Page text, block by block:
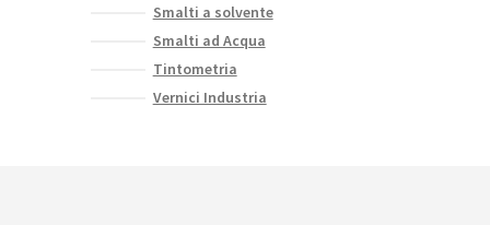
Smalti a solvente
Smalti ad Acqua
Tintometria
Vernici Industria